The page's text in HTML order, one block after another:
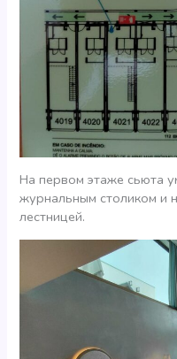
На первом этаже сьюта
журнальным столиком и
лестницей.